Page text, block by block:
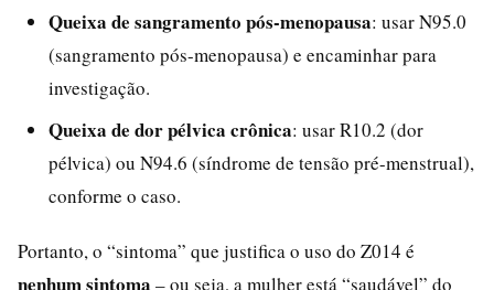
Queixa de sangramento pós-menopausa: usar N95.0
(sangramento pós-menopausa) e encaminhar para
investigação.
Queixa de dor pélvica crônica: usar R10.2 (dor
pélvica) ou N94.6 (síndrome de tensão pré-menstrual),
conforme o caso.
Portanto, o “sintoma” que justifica o uso do Z014 é
nenhum sintoma – ou seja, a mulher está “saudável” do